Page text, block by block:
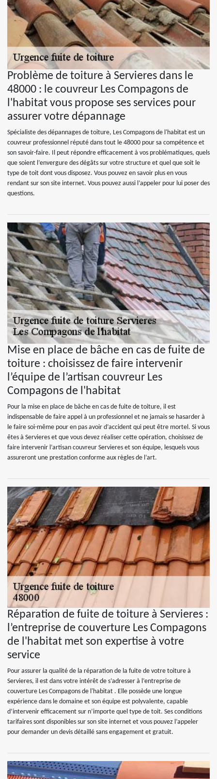
Problème de toiture à Servieres dans le
48000 : le couvreur Les Compagons de
l'habitat vous propose ses services pour
assurer votre dépannage
Spécialiste des dépannages de toiture, Les Compagons de l'habitat est un
couvreur professionnel réputé dans tout le 48000 pour sa compétence et
son savoir-faire. Il peut répondre efficacement à vos problématiques, quels
que soient l’envergure des dégâts sur votre structure et quel que soit le
type de toit dont vous disposez. Vous pouvez en savoir plus en vous
rendant sur son site internet. Vous pouvez aussi l’appeler pour lui poser des
questions.
Mise en place de bâche en cas de fuite de
toiture : choisissez de faire intervenir
l’équipe de l’artisan couvreur Les
Compagons de l'habitat
Pour la mise en place de bâche en cas de fuite de toiture, il est
indispensable de faire appel à un professionnel et ne jamais se hasarder à
le faire soi-même pour en pas avoir d’accident qui peut être mortel. Si vous
êtes à Servieres et que vous devez réaliser cette opération, choisissez de
faire intervenir l’artisan couvreur Servieres et son équipe, lesquels vous
assureront une prestation conforme aux règles de l’art.
Réparation de fuite de toiture à Servieres :
l’entreprise de couverture Les Compagons
de l'habitat met son expertise à votre
service
Pour assurer la qualité de la réparation de la fuite de votre toiture à
Servieres, il est dans votre intérêt de s’adresser à l’entreprise de
couverture Les Compagons de l'habitat . Elle possède une longue
expérience dans le domaine et son équipe est polyvalente, capable
d’intervenir efficacement sur n’importe quel type de toit. Ses conditions
tarifaires sont disponibles sur son site internet et vous pouvez l’appeler
pour demander un devis détaillé sans engagement et gratuit.